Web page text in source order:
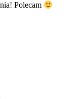
Polecam